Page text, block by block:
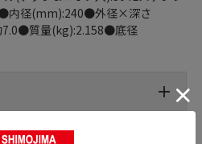
内径(mm):240●外径×深さ
質量(kg):2.158●底径